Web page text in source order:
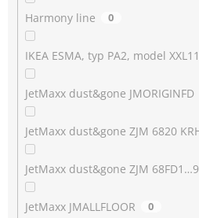
Harmony line 0
IKEA ESMA, typ PA2, model
JetMaxx dust&gone JMORIGINFD
JetMaxx dust&gone ZJM 6820
JetMaxx dust&gone ZJM 68FD1…9
JetMaxx JMALLFLOOR 0